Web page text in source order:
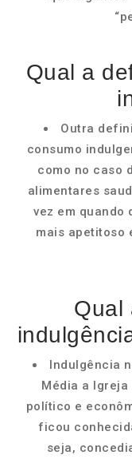
Qual a
Outra
consumo
como no caso
alimentares
vez em quando
mais apetitoso
Qual
Indulgência
Média a
político e
ficou
seja,